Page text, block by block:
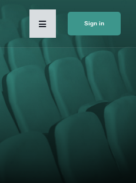
Sign in